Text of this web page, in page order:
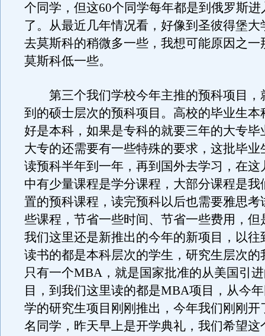
个同学，但这60个同学每年都是到俄罗斯进
了。从最近几年情况看，好像到圣彼得堡大
去莫斯科的稍微多一些，我想可能原因之一
莫斯科低一些。
第三个我们学校今年主推的预科项目，
到的硕士层次的预科项目。高校的毕业生本
好是本科，如果是专科的就要三年的大专毕
大专的还需要有一些特殊的要求，这批毕业
读预科半年到一年，再到国外去学习，在这
中有少量课程是学分课程，大部分课程是我
置的预科课程，读完预科以后也需要雅思考
些课程，节省一些时间、节省一些费用，但
我们这里还是新推出的今年的新项目，以往
读书的都是本科层次的学生，研究生层次的
只有一个MBA，就是国家批准的从美国引
目，到我们这里读的都是MBA项目，从今
学的研究生项目刚刚推出，今年我们刚刚开
名同学，昨天早上是开学典礼，我们希望这